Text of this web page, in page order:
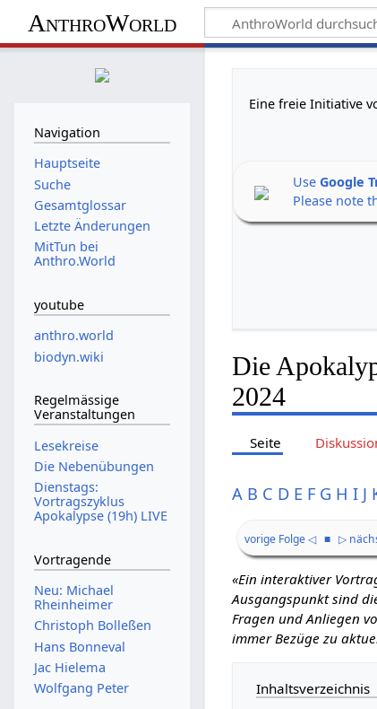
AnthroWorld
Eine freie Initiative
UseGoogle
Please note
Die
2024
Seite
A B C D E F G H I J
vorige Folge ◁ ■ ▷
«Ein interaktiver
Ausgangspunkt sind
Fragen und Anliegen
immer Bezüge zu
Inhaltsverzeichnis
Navigation
Hauptseite
Suche
Gesamtglossar
Letzte Änderungen
MitTun bei
Anthro.World
youtube
anthro.world
biodyn.wiki
Regelmässige
Veranstaltungen
Lesekreise
Die Nebenübungen
Dienstags:
Vortragszyklus
Apokalypse (19h) LIVE
Vortragende
Neu: Michael
Rheinheimer
Christoph Bolleßen
Hans Bonneval
Jac Hielema
Wolfgang Peter